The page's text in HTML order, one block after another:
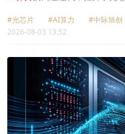
#光芯片 #AI算力
#中际旭创
2026-08-03 13:52